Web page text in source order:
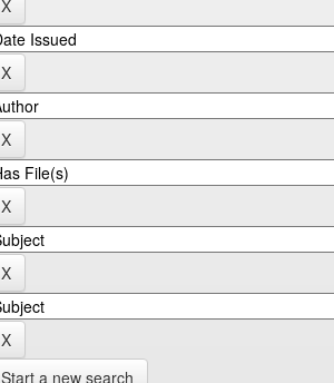
Start a new search